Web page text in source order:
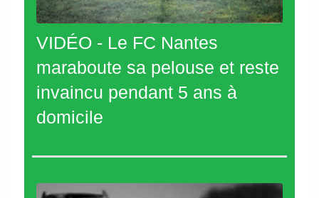
VIDÉO - Le FC Nantes
maraboute sa pelouse et reste
invaincu pendant 5 ans à
domicile